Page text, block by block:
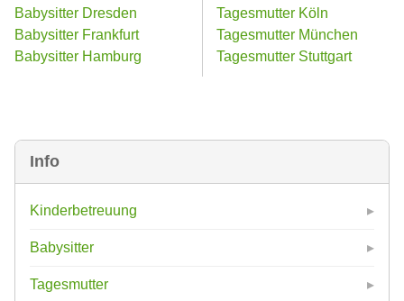
Info
Kinderbetreuung
Babysitter
Tagesmutter
Babysitter Dresden
Babysitter Frankfurt
Babysitter Hamburg
Tagesmutter Köln
Tagesmutter München
Tagesmutter Stuttgart